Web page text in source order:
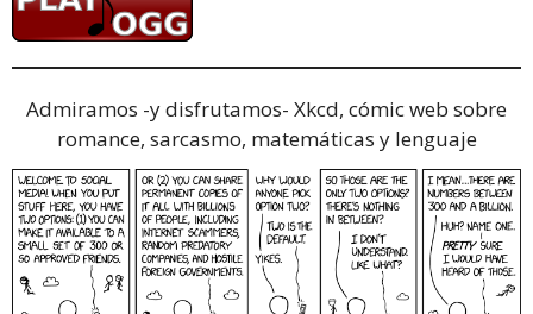
Admiramos -y disfrutamos- Xkcd, cómic web sobre
romance, sarcasmo, matemáticas y lenguaje